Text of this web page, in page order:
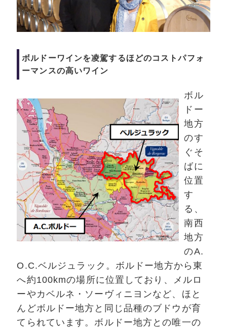
ボルドーワインを凌駕するほどのコストパフォ
ーマンスの高いワイン
ボル
ドー
地方
のす
ぐそ
ばに
位置
す
る、
南西
地方
のA.
O.C.ベルジュラック。ボルドー地方から東
へ約100kmの場所に位置しており、メルロ
ーやカベルネ・ソーヴィニヨンなど、ほと
んどボルドー地方と同じ品種のブドウが育
てられています。ボルドー地方との唯一の